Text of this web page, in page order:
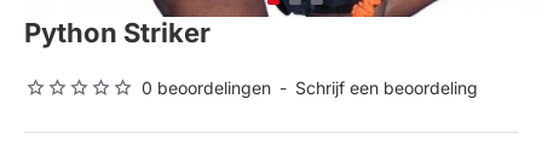
Python Striker
0 beoordelingen - Schrijf een beoordeling